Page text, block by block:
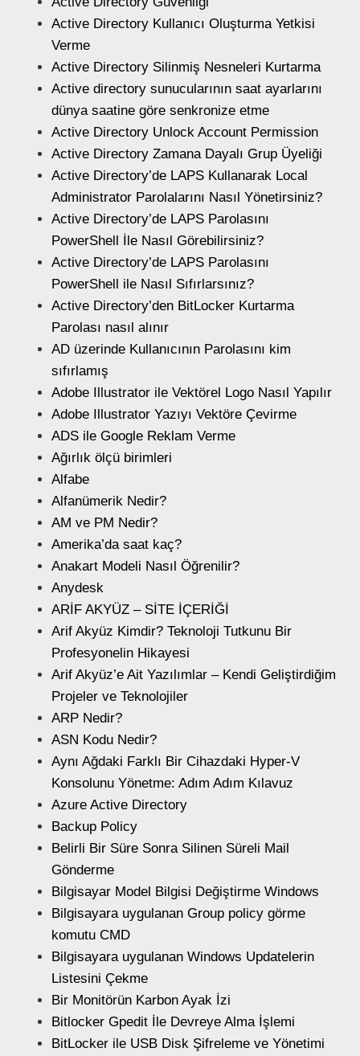
Active Directory Kullanıcı Oluşturma Yetkisi
Verme
Active Directory Silinmiş Nesneleri Kurtarma
Active directory sunucularının saat ayarlarını
dünya saatine göre senkronize etme
Active Directory Unlock Account Permission
Active Directory Zamana Dayalı Grup Üyeliği
Active Directory’de LAPS Kullanarak Local
Administrator Parolalarını Nasıl Yönetirsiniz?
Active Directory’de LAPS Parolasını
PowerShell İle Nasıl Görebilirsiniz?
Active Directory’de LAPS Parolasını
PowerShell ile Nasıl Sıfırlarsınız?
Active Directory’den BitLocker Kurtarma
Parolası nasıl alınır
AD üzerinde Kullanıcının Parolasını kim
sıfırlamış
Adobe Illustrator ile Vektörel Logo Nasıl Yapılır
Adobe Illustrator Yazıyı Vektöre Çevirme
ADS ile Google Reklam Verme
Ağırlık ölçü birimleri
Alfabe
Alfanümerik Nedir?
AM ve PM Nedir?
Amerika’da saat kaç?
Anakart Modeli Nasıl Öğrenilir?
Anydesk
ARİF AKYÜZ – SİTE İÇERİĞİ
Arif Akyüz Kimdir? Teknoloji Tutkunu Bir
Profesyonelin Hikayesi
Arif Akyüz’e Ait Yazılımlar – Kendi Geliştirdiğim
Projeler ve Teknolojiler
ARP Nedir?
ASN Kodu Nedir?
Aynı Ağdaki Farklı Bir Cihazdaki Hyper-V
Konsolunu Yönetme: Adım Adım Kılavuz
Azure Active Directory
Backup Policy
Belirli Bir Süre Sonra Silinen Süreli Mail
Gönderme
Bilgisayar Model Bilgisi Değiştirme Windows
Bilgisayara uygulanan Group policy görme
komutu CMD
Bilgisayara uygulanan Windows Updatelerin
Listesini Çekme
Bir Monitörün Karbon Ayak İzi
Bitlocker Gpedit İle Devreye Alma İşlemi
BitLocker ile USB Disk Şifreleme ve Yönetimi